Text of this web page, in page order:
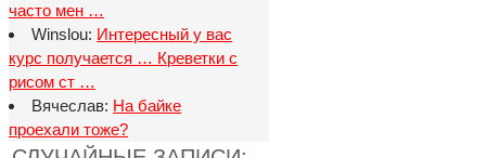
часто мен …
Winslou: Интересный у вас
курс получается … Креветки с
рисом ст …
Вячеслав: На байке
проехали тоже?